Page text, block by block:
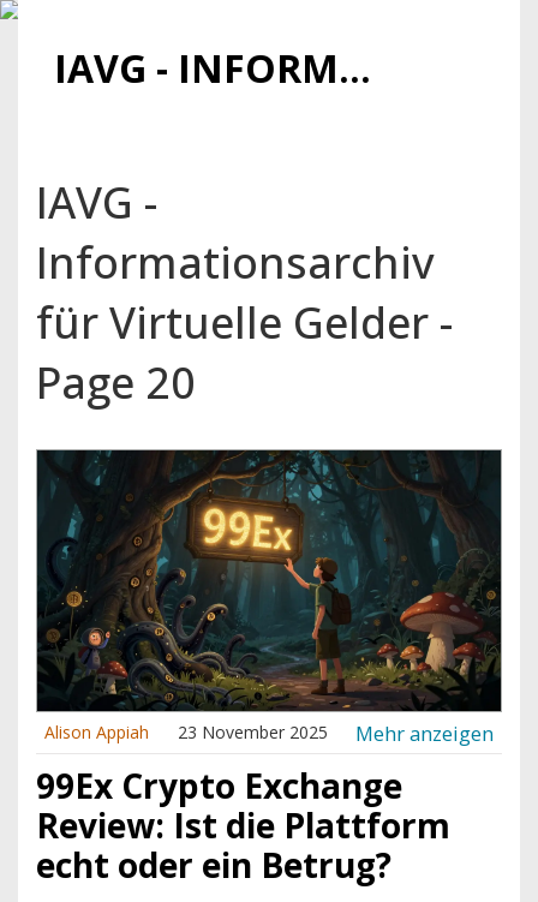
IAVG - INFORMATIONSARCHIV FÜR VIRTUELLE GELDER
IAVG -
Informationsarchiv
für Virtuelle Gelder -
Page 20
Alison Appiah 23 November 2025 Mehr anzeigen
99Ex Crypto Exchange
Review: Ist die Plattform
echt oder ein Betrug?